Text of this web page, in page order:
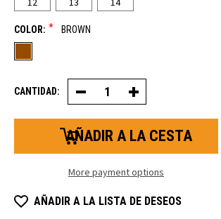
COLOR: * BROWN
CANTIDAD: Disminuir
la
cantidad
de
botas
puntera
aislante
6"
400G
Aumentar
la
cantidad
botas
6"
con
compuesta
aislante.
More payment options
AÑADIR A LA LISTA DE DESEOS